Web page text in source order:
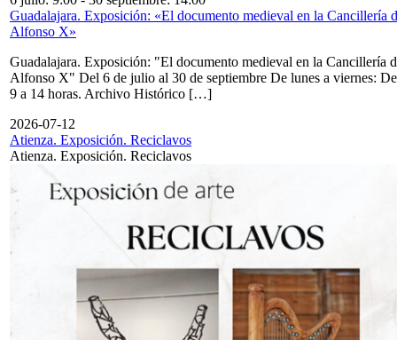
Guadalajara. Exposición: «El documento medieval en la Cancillería
Alfonso X»
Guadalajara. Exposición: "El documento medieval en la Cancillería
Alfonso X" Del 6 de julio al 30 de septiembre De lunes a viernes: De
9 a 14 horas. Archivo Histórico […]
2026-07-12
Atienza. Exposición. Reciclavos
Atienza. Exposición. Reciclavos